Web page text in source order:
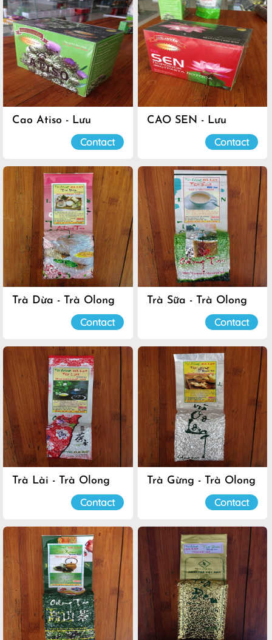
Cao Atiso - Lưu
Contact
CAO SEN - Lưu
Contact
Trà Dừa - Trà Olong
Contact
Trà Sữa - Trà Olong
Contact
Trà Lài - Trà Olong
Contact
Trà Gừng - Trà Olong
Contact